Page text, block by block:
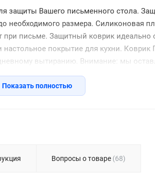
защиты Вашего письменного стола.
необходимого размера. Силиконовая
при письме. Защитный коврик
покрытие для кухни. Коврик
вытиранию. Внимание: мы
Показать полностью
Вопросы о товаре (68)